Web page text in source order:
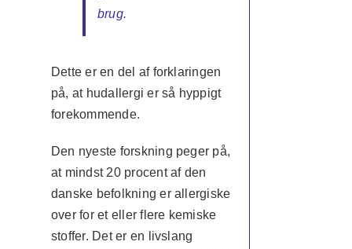
brug.
Dette er en del af forklaringen
på, at hudallergi er så hyppigt
forekommende.
Den nyeste forskning peger på,
at mindst 20 procent af den
danske befolkning er allergiske
over for et eller flere kemiske
stoffer. Det er en livslang